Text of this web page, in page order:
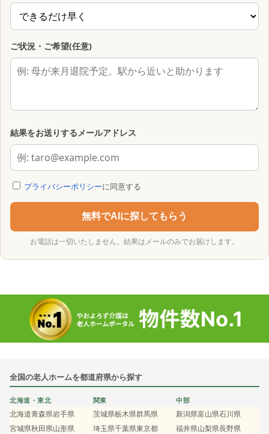
ご状況・ご希望(任意)
結果をお送りするメールアドレス
プライバシーポリシーに同意する
無料でAIに探してもらう
お電話は一切いたしません。結果はメールのみでお届けします。
全国の老人ホームを都道府県から探す
北海道・東北
北海道青森県岩手県
宮城県秋田県山形県
関東
茨城県栃木県群馬県
埼玉県千葉県東京都
中部
新潟県富山県石川県
福井県山梨県長野県